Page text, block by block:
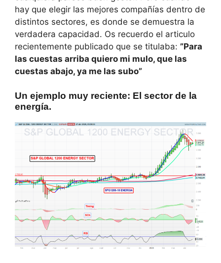
hay que elegir las mejores compañías dentro de
distintos sectores, es donde se demuestra la
verdadera capacidad. Os recuerdo el articulo
recientemente publicado que se titulaba: ”Para
las cuestas arriba quiero mi mulo, que las
cuestas abajo, ya me las subo”
Un ejemplo muy reciente: El sector de la
energía.